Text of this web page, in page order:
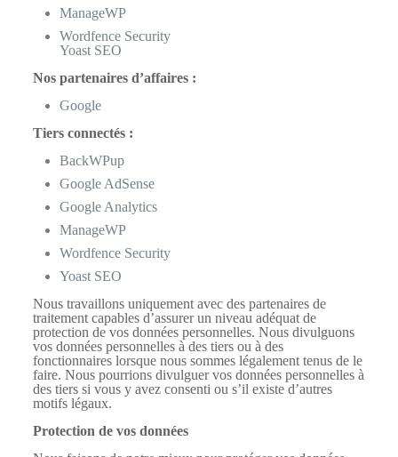
ManageWP
Wordfence Security
Yoast SEO
Nos partenaires d’affaires :
Google
Tiers connectés :
BackWPup
Google AdSense
Google Analytics
ManageWP
Wordfence Security
Yoast SEO
Nous travaillons uniquement avec des partenaires de
traitement capables d’assurer un niveau adéquat de
protection de vos données personnelles. Nous divulguons
vos données personnelles à des tiers ou à des
fonctionnaires lorsque nous sommes légalement tenus de le
faire. Nous pourrions divulguer vos données personnelles à
des tiers si vous y avez consenti ou s’il existe d’autres
motifs légaux.
Protection de vos données